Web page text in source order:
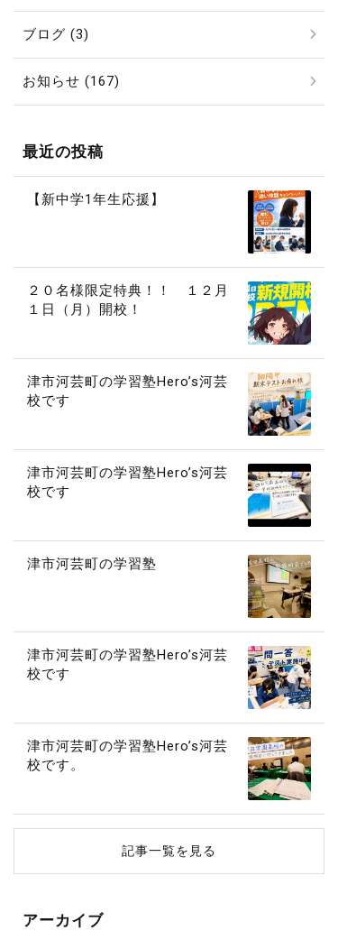
ブログ (3)
お知らせ (167)
最近の投稿
【新中学1年生応援】
２０名様限定特典！！ １２月
１日（月）開校！
津市河芸町の学習塾Hero’s河芸
校です
津市河芸町の学習塾Hero’s河芸
校です
津市河芸町の学習塾
津市河芸町の学習塾Hero’s河芸
校です
津市河芸町の学習塾Hero’s河芸
校です。
記事一覧を見る
アーカイブ